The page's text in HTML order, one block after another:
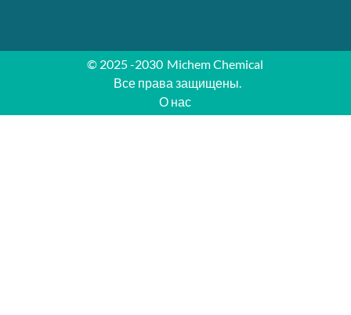
© 2025 -2030 Michem Chemical
Все права защищены.
О нас